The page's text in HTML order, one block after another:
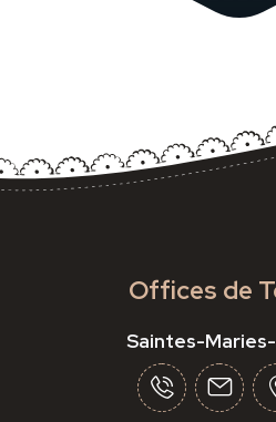
Offices de
Saintes-